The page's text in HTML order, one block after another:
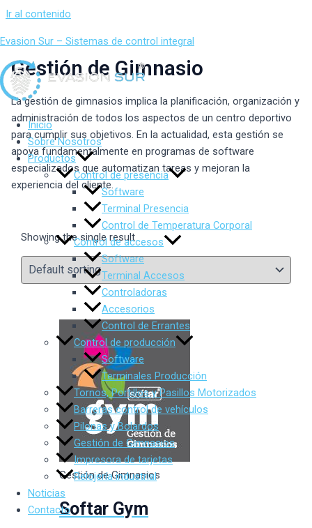
Ir al contenido
Evasion Sur – Sistemas de control integral
Inicio
Sobre Nosotros
Productos
Control de presencia
Software
Terminal Presencia
Control de Temperatura Corporal
Control de accesos
Software
Terminal Accesos
Controladoras
Accesorios
Control de Errantes
Control de producción
Software
Terminales Producción
Tornos, Portillos y Pasillos Motorizados
Barreras control de vehículos
Pilonas y Bolardos
Gestión de Gimnasios
Impresora de tarjetas
Relojería industrial
Noticias
Contacto
Gestión de Gimnasio
La gestión de gimnasios implica la planificación, organización y
administración de todos los aspectos de un centro deportivo
para cumplir sus objetivos. En la actualidad, esta gestión se
apoya fundamentalmente en programas de software
especializados que automatizan tareas y mejoran la
experiencia del cliente.
Showing the single result
Gestión de Gimnasios
Softar Gym